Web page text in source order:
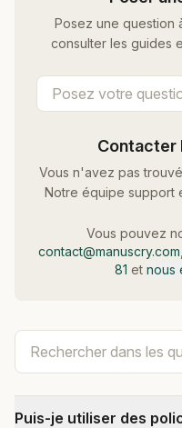
Posez une question
consulter les guides
Contacter
Vous n'avez pas
Notre équipe support
Vous pouvez
contact@manuscry.com
81 et nous
Puis-je utiliser des